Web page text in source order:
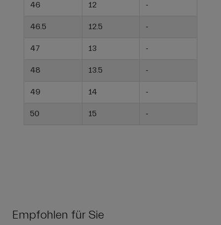
46 12 -
46.5 12.5 -
47 13 -
48 13.5 -
49 14 -
50 15 -
Empfohlen für Sie